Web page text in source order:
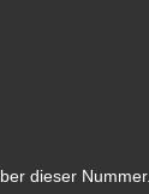
dieser Nummer.